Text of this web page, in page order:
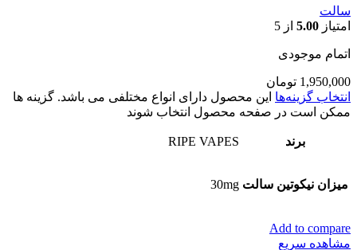
سالت
امتیاز 5.00 از 5
اتمام موجودی
1,950,000 تومان
انتخاب گزینه‌ها این محصول دارای انواع مختلفی می باشد. گزینه ها
ممکن است در صفحه محصول انتخاب شوند
برند RIPE VAPES
میزان نیکوتین سالت 30mg
Add to compare
مشاهده سریع